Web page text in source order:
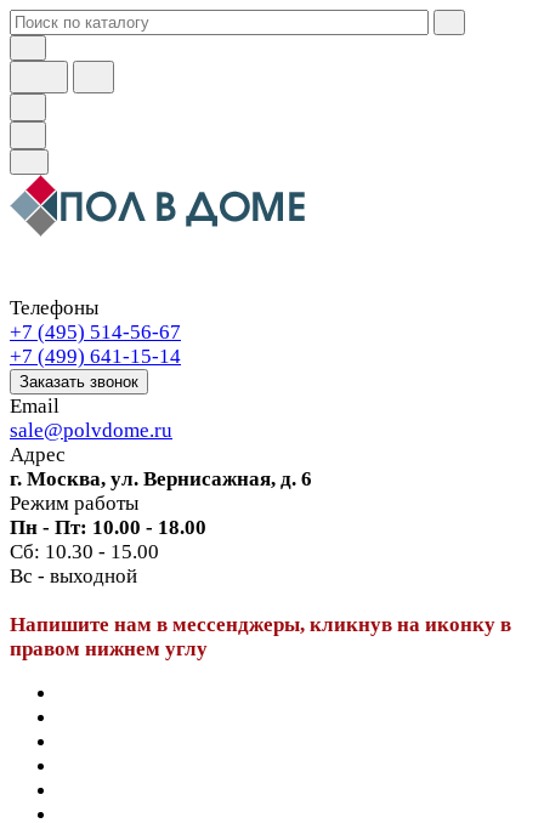
Телефоны
+7 (495) 514-56-67
+7 (499) 641-15-14
Заказать звонок
Email
sale@polvdome.ru
Адрес
г. Москва, ул. Вернисажная, д. 6
Режим работы
Пн - Пт: 10.00 - 18.00
Сб: 10.30 - 15.00
Вс - выходной
Напишите нам в мессенджеры, кликнув на иконку в
правом нижнем углу